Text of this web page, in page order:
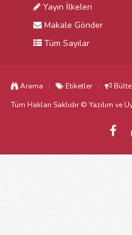
Yayın İlkeleri
Makale Gönder
Tüm Sayılar
Arama Etiketler
Tüm Hakları Saklıdır © Yazılım ve